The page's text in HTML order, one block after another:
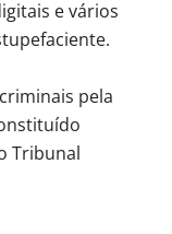
e vários
pela
Tribunal